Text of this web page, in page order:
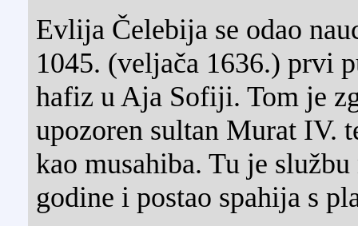
Evlija Čelebija se odao
1045. (veljača 1636.) prvi
hafiz u Aja Sofiji. Tom je
upozoren sultan Murat IV.
kao musahiba. Tu je
godine i postao spahija s